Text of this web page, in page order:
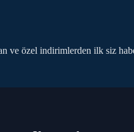
ve özel indirimlerden ilk siz